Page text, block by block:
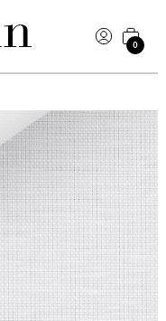
0